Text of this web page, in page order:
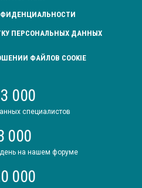
ПЕРСОНАЛЬНЫХ ДАННЫХ
ФАЙЛОВ COOKIE
000
специалистов
000
на нашем форуме
000